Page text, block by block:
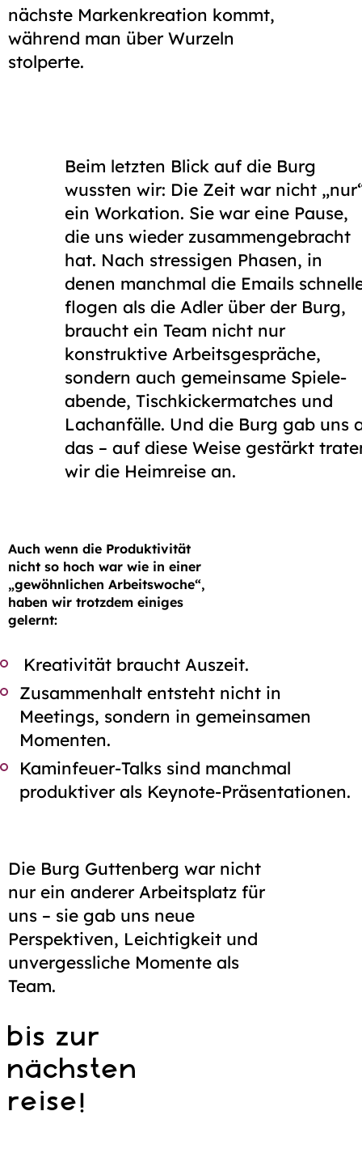
nächste Marken­kreation kommt,
während man über Wurzeln
stolperte.
Beim letzten Blick auf die Burg
wussten wir: Die Zeit war nicht
ein Workation. Sie war eine Pause,
die uns wieder zusammengebracht
hat. Nach stressigen Phasen, in
denen manchmal die Emails
flogen als die Adler über der Burg,
braucht ein Team nicht nur
konstruktive Arbeits­gespräche,
sondern auch gemeinsame Spiele­
abende, Tischkicker­matches und
Lach­­anfälle. Und die Burg gab uns
das – auf diese Weise gestärkt
wir die Heim­reise an.
Auch wenn die Produktivität
nicht so hoch war wie in einer
„gewöhnlichen Arbeitswoche“,
haben wir trotzdem einiges
gelernt:
Kreativität braucht Auszeit.
Zusammenhalt entsteht nicht in
Meetings, sondern in gemeinsamen
Momenten.
Kaminfeuer-Talks sind manchmal
produktiver als Keynote-Präsentationen.
Die Burg Guttenberg war nicht
nur ein anderer Arbeitsplatz für
uns – sie gab uns neue
Perspektiven, Leichtigkeit und
unvergessliche Momente als
Team.
bis zur
nächsten
reise!